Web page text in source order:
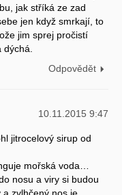
jak stříká ze zad
jen když smrkají, to
jim sprej pročistí
Odpovědět
10.11.2015 9:47
jitrocelový sirup od
mořská voda…
nosu a viry si budou
zvlhčený nos je